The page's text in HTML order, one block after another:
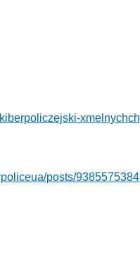
posts/